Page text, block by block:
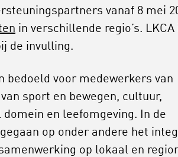
vanaf 8 mei
in verschillende regio’s. LKCA
de invulling.
bedoeld voor medewerkers van
sport en bewegen, cultuur,
en leefomgeving. In de
op onder andere het
op lokaal en